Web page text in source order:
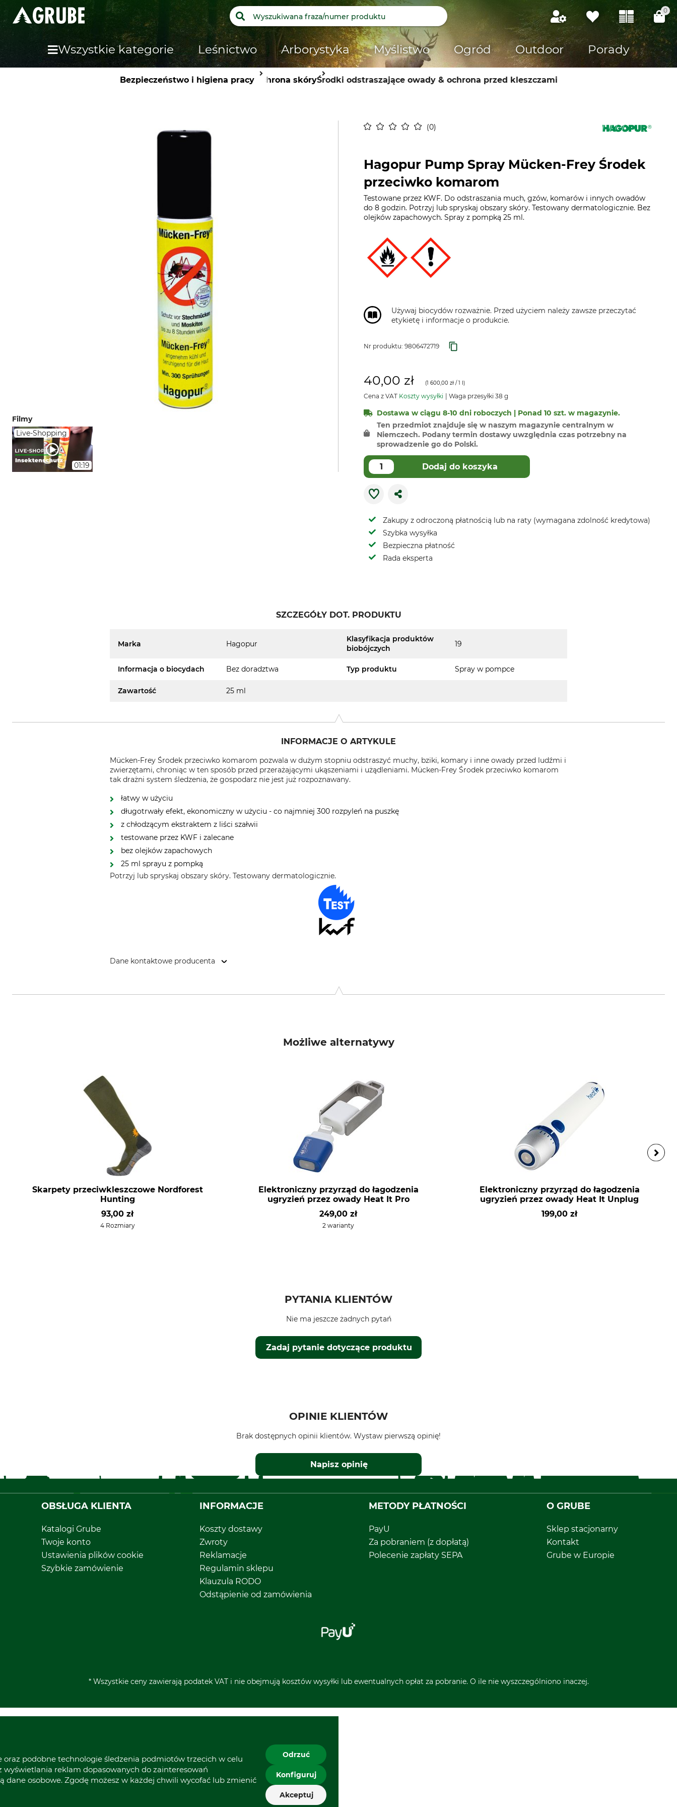
0
Wszystkie kategorie Leśnictwo Arborystyka Myślistwo Ogród Outdoor Porady
Bezpieczeństwo i higiena pracyOchrona skóryŚrodki odstraszające owady & ochrona przed kleszczami
0
Filmy
Live-Shopping
01:19
Hagopur Pump Spray Mücken-Frey Środek
przeciwko komarom
Testowane przez KWF. Do odstraszania much, gzów, komarów i innych owadów
do 8 godzin. Potrzyj lub spryskaj obszary skóry. Testowany dermatologicznie. Bez
olejków zapachowych. Spray z pompką 25 ml.
Używaj biocydów rozważnie. Przed użyciem należy zawsze przeczytać
etykietę i informacje o produkcie.
Nr produktu: 9806472719
40,00 zł (1 600,00 zł / 1 l)
Cena z VAT Koszty wysyłki Waga przesyłki 38 g
Dostawa w ciągu 8-10 dni roboczych | Ponad 10 szt. w magazynie.
Ten przedmiot znajduje się w naszym magazynie centralnym w
Niemczech. Podany termin dostawy uwzględnia czas potrzebny na
sprowadzenie go do Polski.
Dodaj do koszyka
Zakupy z odroczoną płatnością lub na raty (wymagana zdolność kredytowa)
Szybka wysyłka
Bezpieczna płatność
Rada eksperta
SZCZEGÓŁY DOT. PRODUKTU
Marka Hagopur
Klasyfikacja produktów
biobójczych
19
Informacja o biocydach Bez doradztwa Typ produktu Spray w pompce
Zawartość 25 ml
INFORMACJE O ARTYKULE
Mücken-Frey Środek przeciwko komarom pozwala w dużym stopniu odstraszyć muchy, bziki, komary i inne owady przed ludźmi i
zwierzętami, chroniąc w ten sposób przed przerażającymi ukąszeniami i użądleniami. Mücken-Frey Środek przeciwko komarom
tak drażni system śledzenia, że ​​gospodarz nie jest już rozpoznawany.
łatwy w użyciu
długotrwały efekt, ekonomiczny w użyciu - co najmniej 300 rozpyleń na puszkę
z chłodzącym ekstraktem z liści szałwii
testowane przez KWF i zalecane
bez olejków zapachowych
25 ml sprayu z pompką
Potrzyj lub spryskaj obszary skóry. Testowany dermatologicznie.
Dane kontaktowe producenta
Możliwe alternatywy
Skarpety przeciwkleszczowe Nordforest
Hunting
93,00 zł
4 Rozmiary
Elektroniczny przyrząd do łagodzenia
ugryzień przez owady Heat It Pro
249,00 zł
2 warianty
Elektroniczny przyrząd do łagodzenia
ugryzień przez owady Heat It Unplug
199,00 zł
PYTANIA KLIENTÓW
Zadaj pytanie dotyczące produktu
Nie ma jeszcze żadnych pytań
OPINIE KLIENTÓW
Brak dostępnych opinii klientów. Wystaw pierwszą opinię!
Napisz opinię
OBSŁUGA KLIENTA
Katalogi Grube
Twoje konto
Ustawienia plików cookie
Szybkie zamówienie
INFORMACJE
Koszty dostawy
Zwroty
Reklamacje
Regulamin sklepu
Klauzula RODO
Odstąpienie od zamówienia
METODY PŁATNOŚCI
PayU
Za pobraniem (z dopłatą)
Polecenie zapłaty SEPA
O GRUBE
Sklep stacjonarny
Kontakt
Grube w Europie
* Wszystkie ceny zawierają podatek VAT i nie obejmują kosztów wysyłki lub ewentualnych opłat za pobranie. O ile nie wyszczególniono inaczej.
podobne technologie śledzenia podmiotów trzecich w celu
wyświetlania reklam dopasowanych do zainteresowań
dane osobowe. Zgodę możesz w każdej chwili wycofać lub zmienić
Odrzuć
Konfiguruj
Akceptuj